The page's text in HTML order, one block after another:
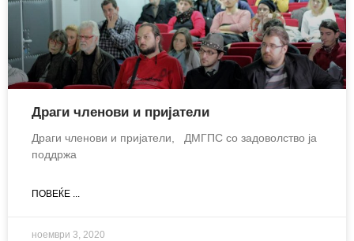
Драги членови и пријатели
Драги членови и пријатели, ДМГПС со задоволство ја
поддржа
ПОВЕЌЕ ...
ноември 3, 2020